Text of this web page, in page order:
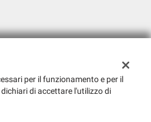
per il funzionamento e per il
di accettare l'utilizzo di